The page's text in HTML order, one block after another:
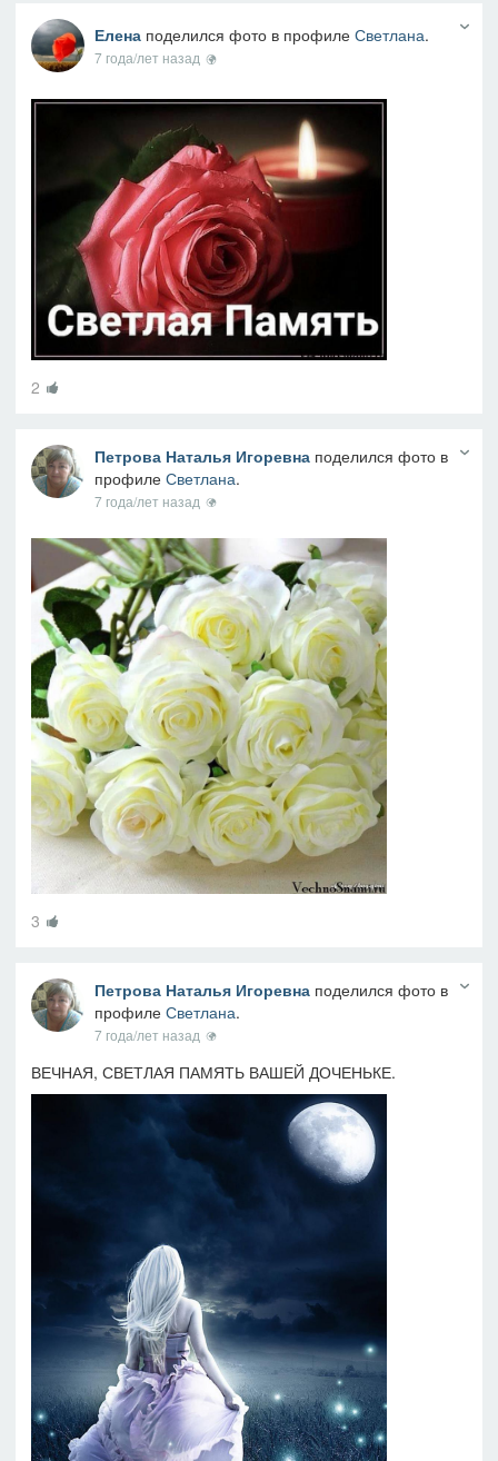
Еленаподелился фото в профиле Светлана.
7 года/лет назад
2
Петрова Наталья Игоревнаподелился фото в
профиле Светлана.
7 года/лет назад
3
Петрова Наталья Игоревнаподелился фото в
профиле Светлана.
7 года/лет назад
ВЕЧНАЯ, СВЕТЛАЯ ПАМЯТЬ ВАШЕЙ ДОЧЕНЬКЕ.